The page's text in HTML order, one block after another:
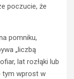
poczucie, że
pomniku,
„liczbą
lat rozłąki lub
tym wprost w